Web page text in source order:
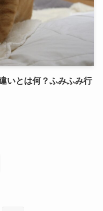
いとは何？ふみふみ行